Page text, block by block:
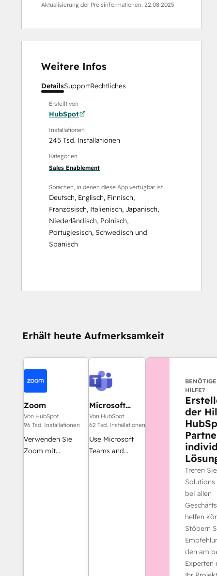
Aktualisierung der Preisinformationen: 22.08.2025
Weitere Infos
DetailsSupportRechtliches
Erstellt von
HubSpot
Installationen
245 Tsd. Installationen
Kategorien
Sales Enablement
Sprachen, in denen diese App verfügbar ist
Deutsch, Englisch, Finnisch,
Französisch, Italienisch, Japanisch,
Niederländisch, Polnisch,
Portugiesisch, Schwedisch und
Spanisch
Erhält heute Aufmerksamkeit
Zoom
Von HubSpot
96 Tsd. Installationen
Verwenden Sie
Zoom mit
Microsoft
Teams
Von HubSpot
62 Tsd. Installationen
Use Microsoft
Teams and
HILFE?
der
Treten
Solutions
bei allen
helfen
Stöbern
den am
Experten